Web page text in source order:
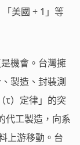
美國 + 1」等
機會。台灣擁
製造、封裝測
τ）定律」的突
代工製造，向系
上游移動。台